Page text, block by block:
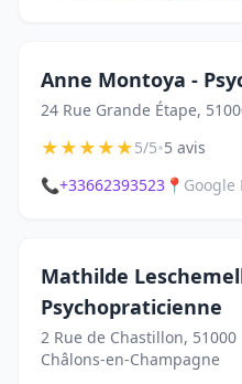
Anne Montoya -
24 Rue Grande Étape,
★★★★★5/5•5 avis
📞+33662393523 📍 Google
Mathilde
Psychopraticienne
2 Rue de Chastillon, 51000
Châlons-en-Champagne